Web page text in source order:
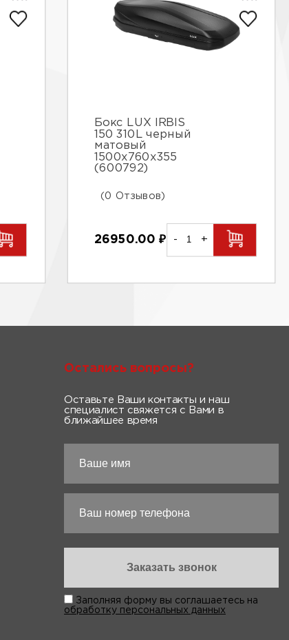
Бокс LUX IRBIS
150 310L черный
матовый
1500х760х355
(600792)
(0 Отзывов)
26950.00 ₽ - +
Остались вопросы?
Оставьте Ваши контакты и наш
специалист свяжется с Вами в
ближайшее время
Заполняя форму вы соглашаетесь на
обработку персональных данных